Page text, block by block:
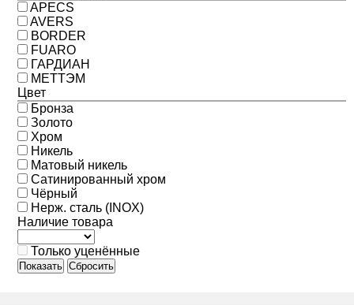
APECS
AVERS
BORDER
FUARO
ГАРДИАН
МЕТТЭМ
Цвет
Бронза
Золото
Хром
Никель
Матовый никель
Сатинированный хром
Чёрный
Нерж. сталь (INOX)
Наличие товара
Только уценённые
Показать Сбросить